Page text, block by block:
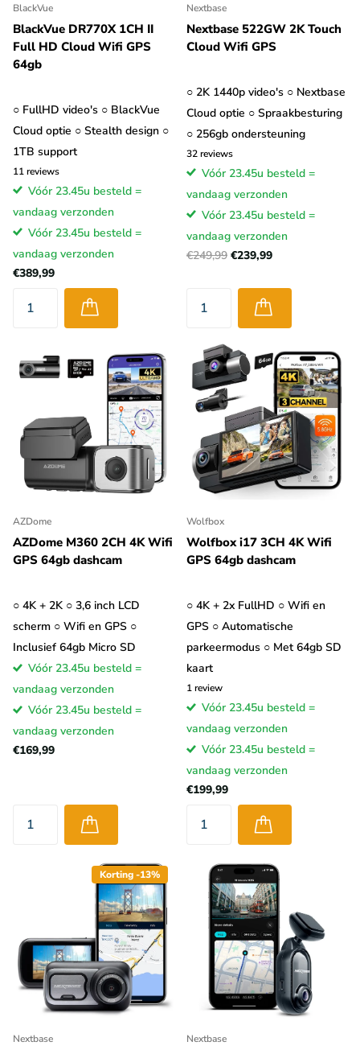
BlackVue
BlackVue DR770X 1CH II
Full HD Cloud Wifi GPS
64gb
○ FullHD video's ○ BlackVue
Cloud optie ○ Stealth design ○
1TB support
11reviews
Vóór 23.45u besteld =
vandaag verzonden
Vóór 23.45u besteld =
vandaag verzonden
€389,99
Nextbase
Nextbase 522GW 2K Touch
Cloud Wifi GPS
○ 2K 1440p video's ○ Nextbase
Cloud optie ○ Spraakbesturing
○ 256gb ondersteuning
32reviews
Vóór 23.45u besteld =
vandaag verzonden
Vóór 23.45u besteld =
vandaag verzonden
€249,99 €239,99
AZDome
AZDome M360 2CH 4K Wifi
GPS 64gb dashcam
○ 4K + 2K ○ 3,6 inch LCD
scherm ○ Wifi en GPS ○
Inclusief 64gb Micro SD
Vóór 23.45u besteld =
vandaag verzonden
Vóór 23.45u besteld =
vandaag verzonden
€169,99
Wolfbox
Wolfbox i17 3CH 4K Wifi
GPS 64gb dashcam
○ 4K + 2x FullHD ○ Wifi en
GPS ○ Automatische
parkeermodus ○ Met 64gb SD
kaart
1review
Vóór 23.45u besteld =
vandaag verzonden
Vóór 23.45u besteld =
vandaag verzonden
€199,99
Korting -13%
Nextbase Nextbase